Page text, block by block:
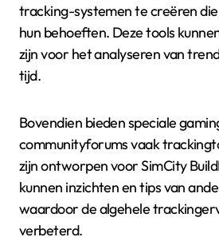
tracking-systemen te creëren
hun behoeften. Deze tools
zijn voor het analyseren van
tijd.
Bovendien bieden speciale
communityforums vaak
zijn ontworpen voor SimCity
kunnen inzichten en tips van
waardoor de algehele
verbeterd.